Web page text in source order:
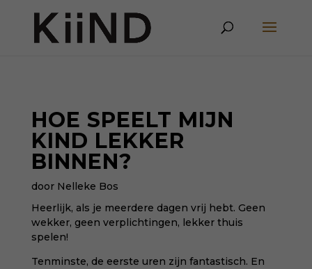
HOE SPEELT MIJN
KIND LEKKER
BINNEN?
door Nelleke Bos
Heerlijk, als je meerdere dagen vrij hebt. Geen
wekker, geen verplichtingen, lekker thuis
spelen!
Tenminste, de eerste uren zijn fantastisch. En